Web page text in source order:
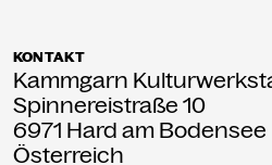
KONTAKT
Kammgarn
Spinnereistraße 10
6971 Hard am Bodensee
Österreich